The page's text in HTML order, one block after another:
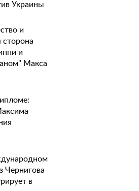
Украины
и
сторона
и
Макса
Чернигова
в